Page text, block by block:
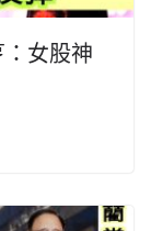
女股神